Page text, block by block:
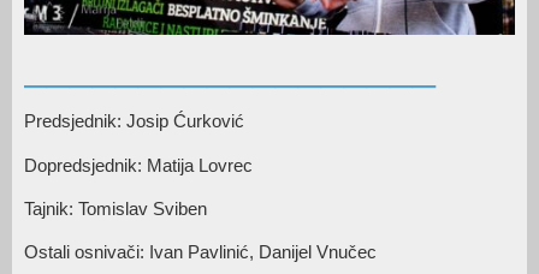
Predsjednik: Josip Ćurković
Dopredsjednik: Matija Lovrec
Tajnik: Tomislav Sviben
Ostali osnivači: Ivan Pavlinić, Danijel Vnučec